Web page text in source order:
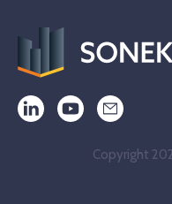
Copyright